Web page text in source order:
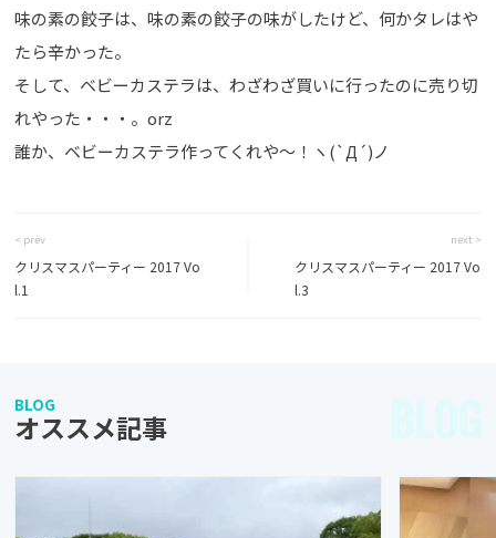
味の素の餃子は、味の素の餃子の味がしたけど、何かタレはや
たら辛かった。
そして、ベビーカステラは、わざわざ買いに行ったのに売り切
れやった・・・。orz
誰か、ベビーカステラ作ってくれや～！ヽ(`Д´)ノ
< prev
クリスマスパーティー 2017 Vo
l.1
next >
クリスマスパーティー 2017 Vo
l.3
BLOG
オススメ記事